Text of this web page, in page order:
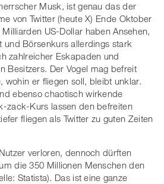
Musk, ist genau das der
von Twitter (heute X) Ende Oktober
US-Dollar haben Ansehen,
und Börsenkurs allerdings stark
zahlreicher Eskapaden und
Besitzers. Der Vogel mag befreit
wohin er fliegen soll, bleibt unklar.
ebenso chaotisch wirkende
zack-Kurs lassen den befreiten
fliegen als Twitter zu guten Zeiten
verloren, dennoch dürften
die 350 Millionen Menschen den
Statista). Das ist eine ganze